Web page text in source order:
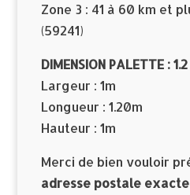
Zone 3 : 41 à 60 km et
(59241)
DIMENSION PALETTE :
Largeur : 1m
Longueur : 1.20m
Hauteur : 1m
Merci de bien vouloir
adresse postale